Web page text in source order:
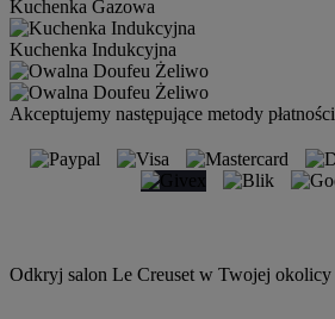
Kuchenka Gazowa
Kuchenka Indukcyjna
Akceptujemy następujące metody płatności
Odkryj salon Le Creuset w Twojej okolicy